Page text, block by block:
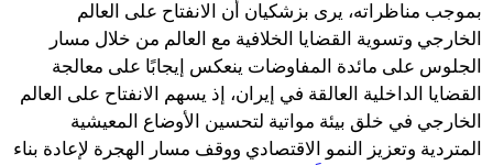
بموجب مناظراته، يرى بزشكيان أن الانفتاح على العالم
الخارجي وتسوية القضايا الخلافية مع العالم من خلال مسار
الجلوس على مائدة المفاوضات ينعكس إيجابًا على معالجة
القضايا الداخلية العالقة في إيران، إذ يسهم الانفتاح على العالم
الخارجي في خلق بيئة مواتية لتحسين الأوضاع المعيشية
المتردية وتعزيز النمو الاقتصادي ووقف مسار الهجرة لإعادة بناء